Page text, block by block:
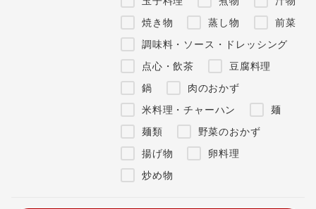
焼き物
蒸し物
前菜
調味料・ソース・ドレッシング
点心・飲茶
豆腐料理
鍋
肉のおかず
米料理・チャーハン
麺
麺類
野菜のおかず
揚げ物
卵料理
炒め物